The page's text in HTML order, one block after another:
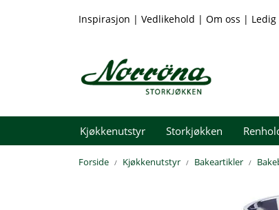
Inspirasjon | Vedlikehold | Om oss |
Kjøkkenutstyr Storkjøkken
Forside Kjøkkenutstyr Bakeartikler